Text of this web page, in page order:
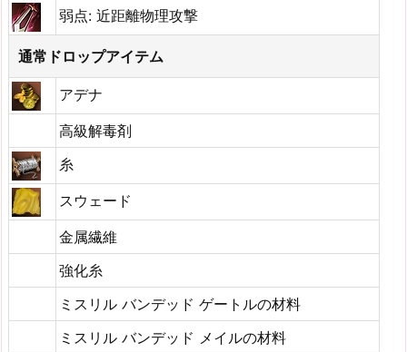
弱点: 近距離物理攻撃
通常ドロップアイテム
アデナ
高級解毒剤
糸
スウェード
金属繊維
強化糸
ミスリル バンデッド ゲートルの材料
ミスリル バンデッド メイルの材料